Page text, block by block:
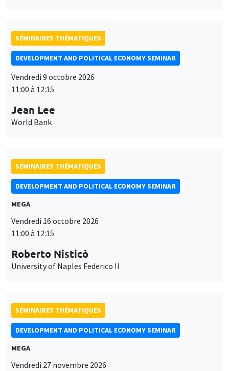
SÉMINAIRES THÉMATIQUES
DEVELOPMENT AND POLITICAL ECONOMY SEMINAR
Vendredi 9 octobre 2026
11:00 à 12:15
Jean Lee
World Bank
SÉMINAIRES THÉMATIQUES
DEVELOPMENT AND POLITICAL ECONOMY SEMINAR
MEGA
Vendredi 16 octobre 2026
11:00 à 12:15
Roberto Nisticò
University of Naples Federico II
SÉMINAIRES THÉMATIQUES
DEVELOPMENT AND POLITICAL ECONOMY SEMINAR
MEGA
Vendredi 27 novembre 2026